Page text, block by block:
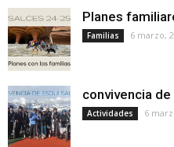
Planes
Familias 6 marzo,
convivencia
Actividades 6